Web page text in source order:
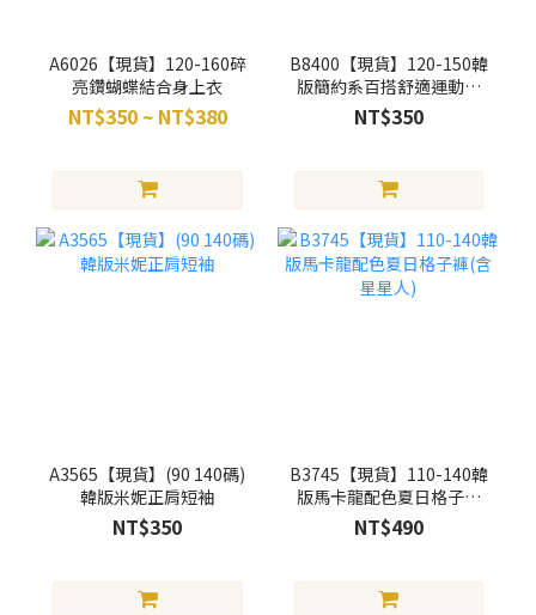
A6026【現貨】120-160碎
亮鑽蝴蝶結合身上衣
NT$350 ~ NT$380
B8400【現貨】120-150韓
版簡約系百搭舒適運動休
閒褲(粉)
NT$350
A3565【現貨】(90 140碼)
韓版米妮正肩短袖
NT$350
B3745【現貨】110-140韓
版馬卡龍配色夏日格子褲
(含星星人)
NT$490